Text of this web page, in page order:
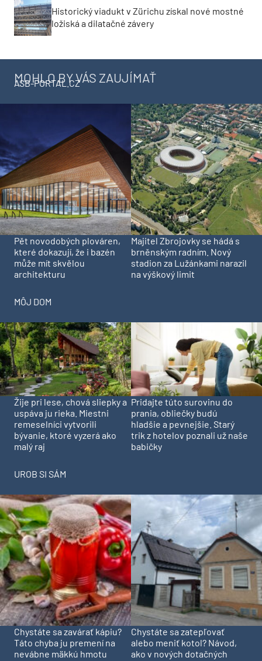
Historický viadukt v Zürichu získal nové mostné
ložiská a dilatačné závery
MOHLO BY VÁS ZAUJÍMAŤ
ASB-PORTAL.CZ
Pět novodobých plováren,
které dokazují, že i bazén
může mít skvělou
architekturu
Majitel Zbrojovky se hádá s
brněnským radním. Nový
stadion za Lužánkami narazil
na výškový limit
MÔJ DOM
Žije pri lese, chová sliepky a
uspáva ju rieka. Miestni
remeselníci vytvorili
bývanie, ktoré vyzerá ako
malý raj
Pridajte túto surovinu do
prania, obliečky budú
hladšie a pevnejšie. Starý
trik z hotelov poznali už naše
babičky
UROB SI SÁM
Chystáte sa zavárať kápiu?
Táto chyba ju premení na
nevábne mäkkú hmotu
Chystáte sa zatepľovať
alebo meniť kotol? Návod,
ako v nových dotačných